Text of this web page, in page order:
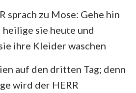
sprach zu Mose: Gehe hin
heilige sie heute und
ihre Kleider waschen
auf den dritten Tag; denn
wird der HERR